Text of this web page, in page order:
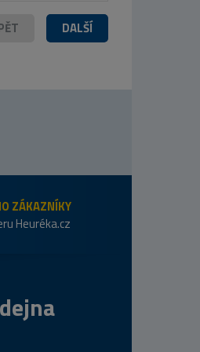
DALŠÍ
ZÁKAZNÍKY
Heuréka.cz